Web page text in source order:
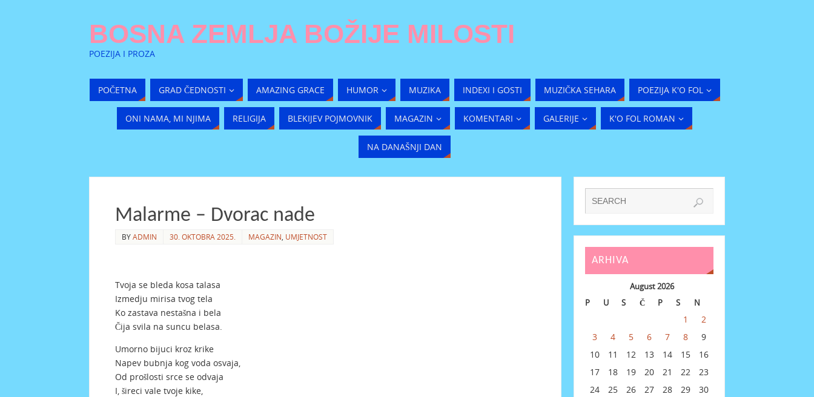
BOSNA ZEMLJA BOŽIJE MILOSTI
POEZIJA I PROZA
POČETNA GRAD ČEDNOSTI AMAZING GRACE HUMOR MUZIKA INDEXI I GOSTI MUZIČKA SEHARA POEZIJA K'O FOL
ONI NAMA, MI NJIMA RELIGIJA BLEKIJEV POJMOVNIK MAGAZIN KOMENTARI GALERIJE K'O FOL ROMAN
NA DANAŠNJI DAN
Malarme – Dvorac nade
BYADMIN 30. OKTOBRA 2025. MAGAZIN UMJETNOST
Tvoja se bleda kosa talasa
Izmedju mirisa tvog tela
Ko zastava nestašna i bela
Čija svila na suncu belasa.
Umorno bijuci kroz krike
Napev bubnja kog voda osvaja,
Od prošlosti srce se odvaja
I, šireci vale tvoje kike,
ARHIVA
August 2026
P
U S Č P S N
1
2
3
4 5 6 7 8
9
10
11 12 13 14 15
16
17
18 19 20 21 22
23
24
25 26 27 28 29
30